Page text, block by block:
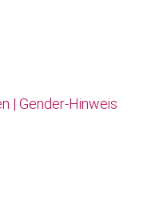
| Gender-Hinweis